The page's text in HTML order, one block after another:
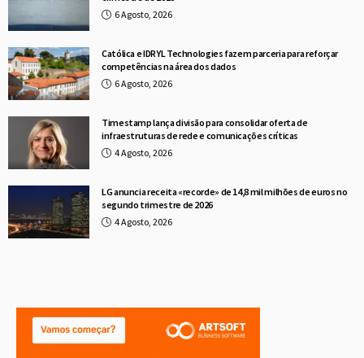
6 Agosto, 2026
Católica e IDRYL Technologies fazem parceria para reforçar
competências na área dos dados
6 Agosto, 2026
Timestamp lança divisão para consolidar oferta de
infraestruturas de rede e comunicações críticas
4 Agosto, 2026
LG anuncia receita «recorde» de 14,8 mil milhões de euros no
segundo trimestre de 2026
4 Agosto, 2026